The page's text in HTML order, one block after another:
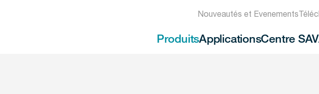
Nouveautés et Evenements
ProduitsApplicationsCentre SAV